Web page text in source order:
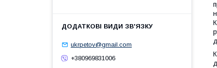
ukrpetov@gmail.com
+380969831006